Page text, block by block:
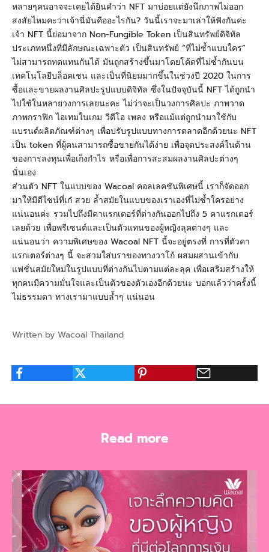
หลายๆคนอาจจะเคยได้ยินคำว่า NFT มาบ่อยแต่ยังนึกภาพไม่ออก
สงสัยไหมคะว่าเจ้านี่มันคืออะไรกัน? วันนี้เราจะมาเล่าให้ฟังกันค่ะ
เจ้า NFT นี้ย่อมาจาก Non-Fungible Token เป็นสินทรัพย์ดิจิทัล
ประเภทหนึ่งที่มีลักษณะเฉพาะตัว เป็นสินทรัพย์ “ที่ไม่ซ้ำแบบใคร”
ไม่สามารถทดแทนกันได้ มันถูกสร้างขึ้นมาโดยโค้ดที่ไม่ซ้ำกันบน
เทคโนโลยีบล็อคเชน และเป็นที่นิยมมากขึ้นในช่วงปี 2020 ในการ
ซื้อและขายผลงานศิลปะรูปแบบดิจิทัล ซึ่งในปัจจุบันนี้ NFT ได้ถูกนำ
ไปใช้ในหลายวงการเลยนะคะ ไม่ว่าจะเป็นวงการศิลปะ ภาพวาด
ภาพกราฟิก ไอเทมในเกม วีดีโอ เพลง หรือแม้แต่ถูกนำมาใช้กับ
แบรนด์ผลิตภัณฑ์ต่างๆ เพื่อปรับรูปแบบทางการตลาดอีกด้วยนะ NFT
เป็น token ที่ผู้คนสามารถซื้อขายกันได้ง่าย เพื่อจุดประสงค์ในด้าน
ของการลงทุนเพื่อเก็งกำไร หรือเพื่อการสะสมผลงานศิลปะต่างๆ
นั่นเอง
ส่วนตัว NFT ในแบบของ Wacoal คอลเลคชันพิเศษนี้ เราก็จัดออก
มาให้มีดีไซน์ที่เก๋ สวย ล้ำสมัยในแบบของเราเองที่ไม่ซ้ำใครอย่าง
แน่นอนค่ะ รวมไปถึงมีคาแรกเตอร์ที่ต่างกันออกไปถึง 5 คาแรกเตอร์
เลยด้วย เพื่อพรีเซนต์และเป็นตัวแทนของผู้หญิงลุคต่างๆ และ
แน่นอนว่า ความพิเศษของ Wacoal NFT นี้จะอยู่ตรงที่ การที่ตัวคา
แรกเตอร์ต่างๆ นี้ จะสวมใส่บราของทางวาโก้ ผสมผสานเข้ากับ
แฟชั่นสมัยใหม่ในรูปแบบที่ต่างกันไปตามแต่ละลุค เพื่อเสริมสร้างให้
ทุกคนมีความมั่นใจและเป็นตัวของตัวเองอีกด้วยนะ บอกแล้วว่าครั้งนี้
ไม่ธรรมดา ทางเรามาแบบล้ำๆ แน่นอน
Written by Wacoal Thailand
Read more